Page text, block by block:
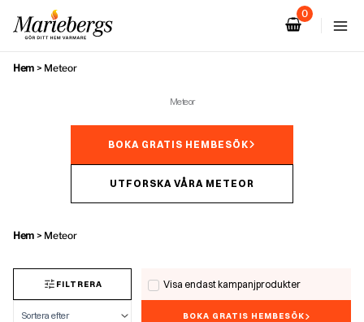
innehåll
Hem > Meteor
Meteor
BOKA GRATIS HEMBESÖK
UTFORSKA VÅRA METEOR
Hem > Meteor
FILTRERA Visa endast kampanjprodukter
BOKA GRATIS HEMBESÖK